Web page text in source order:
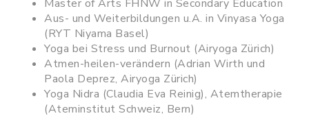
Master of Arts FHNW in Secondary Education
Aus- und Weiterbildungen u.A. in Vinyasa Yoga
(RYT Niyama Basel)
Yoga bei Stress und Burnout (Airyoga Zürich)
Atmen-heilen-verändern (Adrian Wirth und
Paola Deprez, Airyoga Zürich)
Yoga Nidra (Claudia Eva Reinig), Atemtherapie
(Ateminstitut Schweiz, Bern)